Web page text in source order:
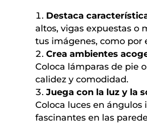
Destaca
altos, vigas expuestas o
tus imágenes, como por
Crea ambientes
Coloca lámparas de pie
calidez y comodidad.
Juega con la luz y la
Coloca luces en
fascinantes en las